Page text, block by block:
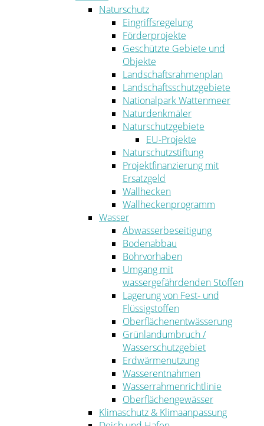
Naturschutz
Eingriffsregelung
Förderprojekte
Geschützte Gebiete und
Objekte
Landschaftsrahmenplan
Landschaftsschutzgebiete
Nationalpark Wattenmeer
Naturdenkmäler
Naturschutzgebiete
EU-Projekte
Naturschutzstiftung
Projektfinanzierung mit
Ersatzgeld
Wallhecken
Wallheckenprogramm
Wasser
Abwasserbeseitigung
Bodenabbau
Bohrvorhaben
Umgang mit
wassergefährdenden Stoffen
Lagerung von Fest- und
Flüssigstoffen
Oberflächenentwässerung
Grünlandumbruch /
Wasserschutzgebiet
Erdwärmenutzung
Wasserentnahmen
Wasserrahmenrichtlinie
Oberflächengewässer
Klimaschutz & Klimaanpassung